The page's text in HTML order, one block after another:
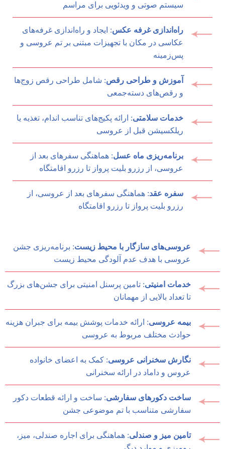
سیستم صوتی و ویدئویی برای مراسم
راه‌اندازی غرفه عکس: ایجاد و راه‌اندازی غرفه‌های
عکاسی در مکان با تجهیزات مبتنی بر تم عروسی و
پس‌زمینه
آموزش و طراحی رقص: شامل طراحی رقص‌ زوج‌ها
و رقص‌های دسته‌جمعی
خدمات سلامتی: ارائه پکیج‌های تناسب اندام، تغذیه یا
ریلکسیشن قبل از عروسی
برنامه‌ریزی ماه عسل: هماهنگی سفرهای بعد از
عروسی، از رزرو بلیت پرواز تا رزرو اقامتگاه
سفره عقد: هماهنگی سفرهای بعد از عروسی، از
رزرو بلیت پرواز تا رزرو اقامتگاه
عروسی‌های سازگار با محیط زیست: برنامه‌ریزی جشن
عروسی با هدف عدم آلودگی محیط زیست
خدمات امنیتی: تامین پرسنل امنیتی برای جشن‌های بزرگ
تا تعداد بالایی از مهمانان
بیمه عروسی: ارائه خدمات پوشش بیمه برای جبران هزینه
حوادث مختلف مربوط به عروسی
نگارش سخنرانی عروسی: کمک به اعضای خانواده
عروس و داماد در ارائه سخنرانی
ساخت دکورهای سفارشی: ساخت و ارائه قطعات دکور
سفارشی متناسب با تم موضوعی جشن
تامین میز و صندلی: هماهنگی برای اجاره صندلی، میز،